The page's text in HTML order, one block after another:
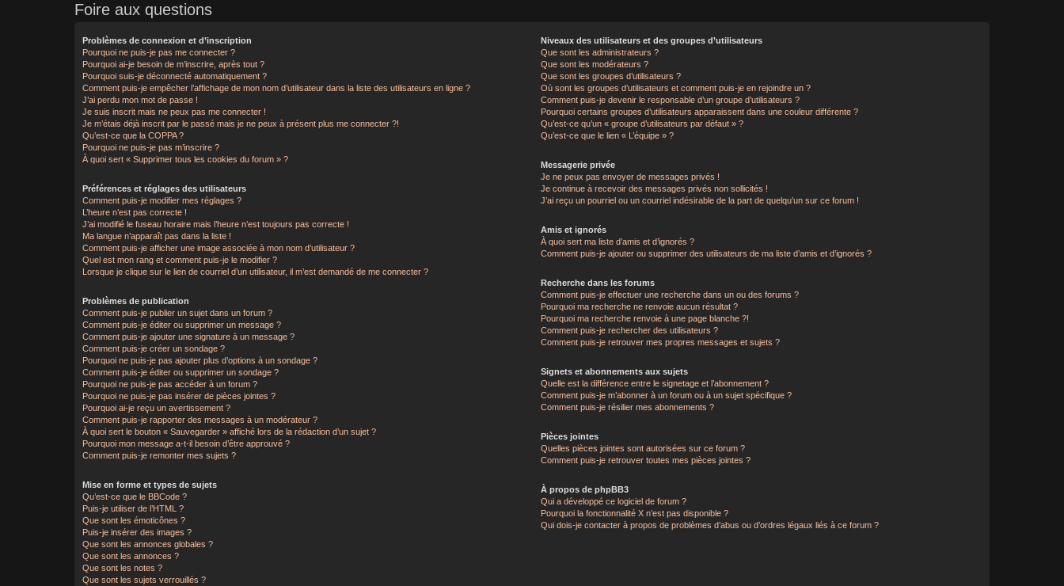
Foire aux questions
Problèmes de connexion et d’inscription
Pourquoi ne puis-je pas me connecter ?
Pourquoi ai-je besoin de m’inscrire, après tout ?
Pourquoi suis-je déconnecté automatiquement ?
Comment puis-je empêcher l’affichage de mon nom d’utilisateur dans la liste des utilisateurs en ligne ?
J’ai perdu mon mot de passe !
Je suis inscrit mais ne peux pas me connecter !
Je m’étais déjà inscrit par le passé mais je ne peux à présent plus me connecter ?!
Qu’est-ce que la COPPA ?
Pourquoi ne puis-je pas m’inscrire ?
À quoi sert « Supprimer tous les cookies du forum » ?
Préférences et réglages des utilisateurs
Comment puis-je modifier mes réglages ?
L’heure n’est pas correcte !
J’ai modifié le fuseau horaire mais l’heure n’est toujours pas correcte !
Ma langue n’apparaît pas dans la liste !
Comment puis-je afficher une image associée à mon nom d’utilisateur ?
Quel est mon rang et comment puis-je le modifier ?
Lorsque je clique sur le lien de courriel d’un utilisateur, il m’est demandé de me connecter ?
Problèmes de publication
Comment puis-je publier un sujet dans un forum ?
Comment puis-je éditer ou supprimer un message ?
Comment puis-je ajouter une signature à un message ?
Comment puis-je créer un sondage ?
Pourquoi ne puis-je pas ajouter plus d’options à un sondage ?
Comment puis-je éditer ou supprimer un sondage ?
Pourquoi ne puis-je pas accéder à un forum ?
Pourquoi ne puis-je pas insérer de pièces jointes ?
Pourquoi ai-je reçu un avertissement ?
Comment puis-je rapporter des messages à un modérateur ?
À quoi sert le bouton « Sauvegarder » affiché lors de la rédaction d’un sujet ?
Pourquoi mon message a-t-il besoin d’être approuvé ?
Comment puis-je remonter mes sujets ?
Mise en forme et types de sujets
Qu’est-ce que le BBCode ?
Puis-je utiliser de l’HTML ?
Que sont les émoticônes ?
Puis-je insérer des images ?
Que sont les annonces globales ?
Que sont les annonces ?
Que sont les notes ?
Que sont les sujets verrouillés ?
Niveaux des utilisateurs et des groupes d’utilisateurs
Que sont les administrateurs ?
Que sont les modérateurs ?
Que sont les groupes d’utilisateurs ?
Où sont les groupes d’utilisateurs et comment puis-je en rejoindre un ?
Comment puis-je devenir le responsable d’un groupe d’utilisateurs ?
Pourquoi certains groupes d’utilisateurs apparaissent dans une couleur différente ?
Qu’est-ce qu’un « groupe d’utilisateurs par défaut » ?
Qu’est-ce que le lien « L’équipe » ?
Messagerie privée
Je ne peux pas envoyer de messages privés !
Je continue à recevoir des messages privés non sollicités !
J’ai reçu un pourriel ou un courriel indésirable de la part de quelqu’un sur ce forum !
Amis et ignorés
À quoi sert ma liste d’amis et d’ignorés ?
Comment puis-je ajouter ou supprimer des utilisateurs de ma liste d’amis et d’ignorés ?
Recherche dans les forums
Comment puis-je effectuer une recherche dans un ou des forums ?
Pourquoi ma recherche ne renvoie aucun résultat ?
Pourquoi ma recherche renvoie à une page blanche ?!
Comment puis-je rechercher des utilisateurs ?
Comment puis-je retrouver mes propres messages et sujets ?
Signets et abonnements aux sujets
Quelle est la différence entre le signetage et l’abonnement ?
Comment puis-je m’abonner à un forum ou à un sujet spécifique ?
Comment puis-je résilier mes abonnements ?
Pièces jointes
Quelles pièces jointes sont autorisées sur ce forum ?
Comment puis-je retrouver toutes mes pièces jointes ?
À propos de phpBB3
Qui a développé ce logiciel de forum ?
Pourquoi la fonctionnalité X n’est pas disponible ?
Qui dois-je contacter à propos de problèmes d’abus ou d’ordres légaux liés à ce forum ?